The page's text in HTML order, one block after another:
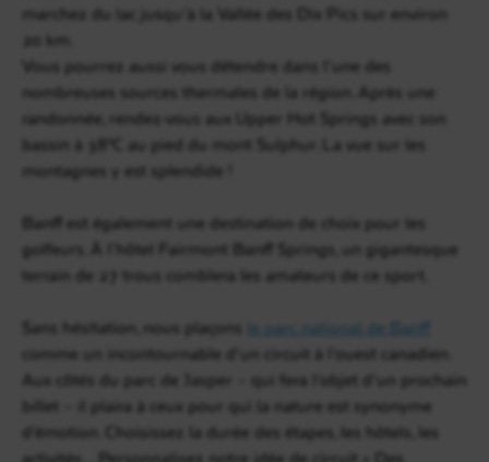
marchez du lac jusqu’à la Vallée des Dix Pics sur environ
20 km.
Vous pourrez aussi vous détendre dans l’une des
nombreuses sources thermales de la région. Après une
randonnée, rendez-vous aux Upper Hot Springs avec son
bassin à 38°C au pied du mont Sulphur. La vue sur les
montagnes y est splendide !
Banff est également une destination de choix pour les
golfeurs. À l’hôtel Fairmont Banff Springs, un gigantesque
terrain de 27 trous comblera les amateurs de ce sport.
Sans hésitation, nous plaçons
le parc national de Banff
comme un incontournable d’un circuit à l’ouest canadien.
Aux côtés du parc de Jasper – qui fera l’objet d’un prochain
billet – il plaira à ceux pour qui la nature est synonyme
d’émotion. Choisissez la durée des étapes, les hôtels, les
activités… Personnalisez notre idée de circuit « Des